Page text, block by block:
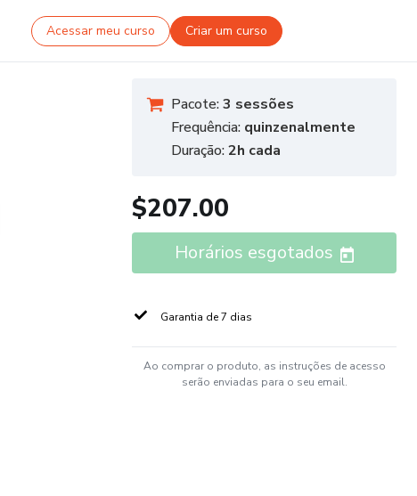
Acessar meu curso Criar um curso
Pacote:3 sessões
Frequência: quinzenalmente
Duração:2h cada
$207.00
Horários esgotados
Garantia de 7 dias
Ao comprar o produto, as instruções de acesso
serão enviadas para o seu email.